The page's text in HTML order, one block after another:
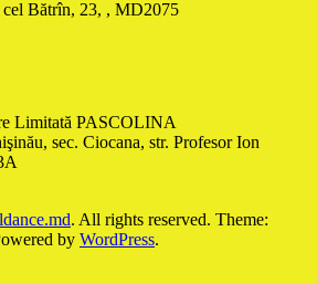
Bătrîn, 23, , MD2075
Limitată PASCOLINA
sec. Ciocana, str. Profesor Ion
. All rights reserved. Theme:
by WordPress.